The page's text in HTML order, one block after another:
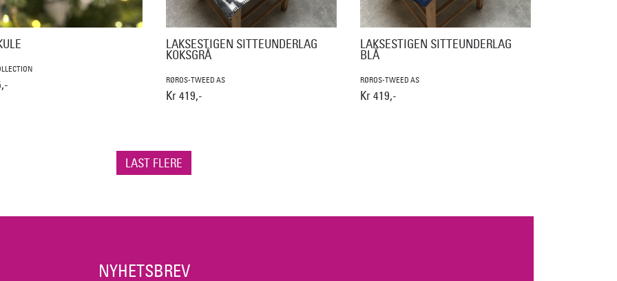
LAKSESTIGEN SITTEUNDERLAG
KOKSGRÅ
RØROS-TWEED AS
Kr 419,-
LAKSESTIGEN SITTEUNDERLAG
BLÅ
RØROS-TWEED AS
Kr 419,-
LAST FLERE
NYHETSBREV